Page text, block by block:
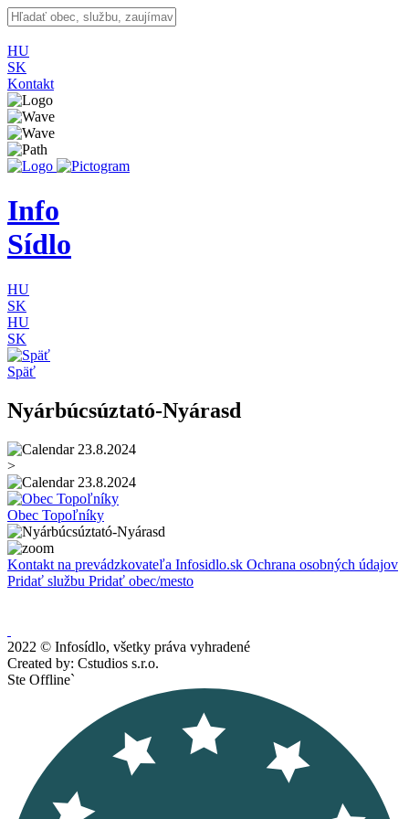
HU
SK
Kontakt
Info
Sídlo
HU
SK
HU
SK
Späť
Nyárbúcsúztató-Nyárasd
23.8.2024
>
23.8.2024
Obec Topoľníky
Kontakt na prevádzkovateľa Infosidlo.sk Ochrana osobných údajov
Pridať službu Pridať obec/mesto
2022 © Infosídlo, všetky práva vyhradené
Created by: Cstudios s.r.o.
Ste Offline`